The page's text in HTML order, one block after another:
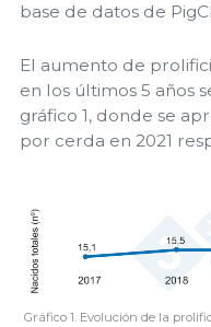
base de datos de
El aumento de
en los últimos 5 años
gráfico 1, donde se
por cerda en 2021
Gráfico 1. Evolución de la